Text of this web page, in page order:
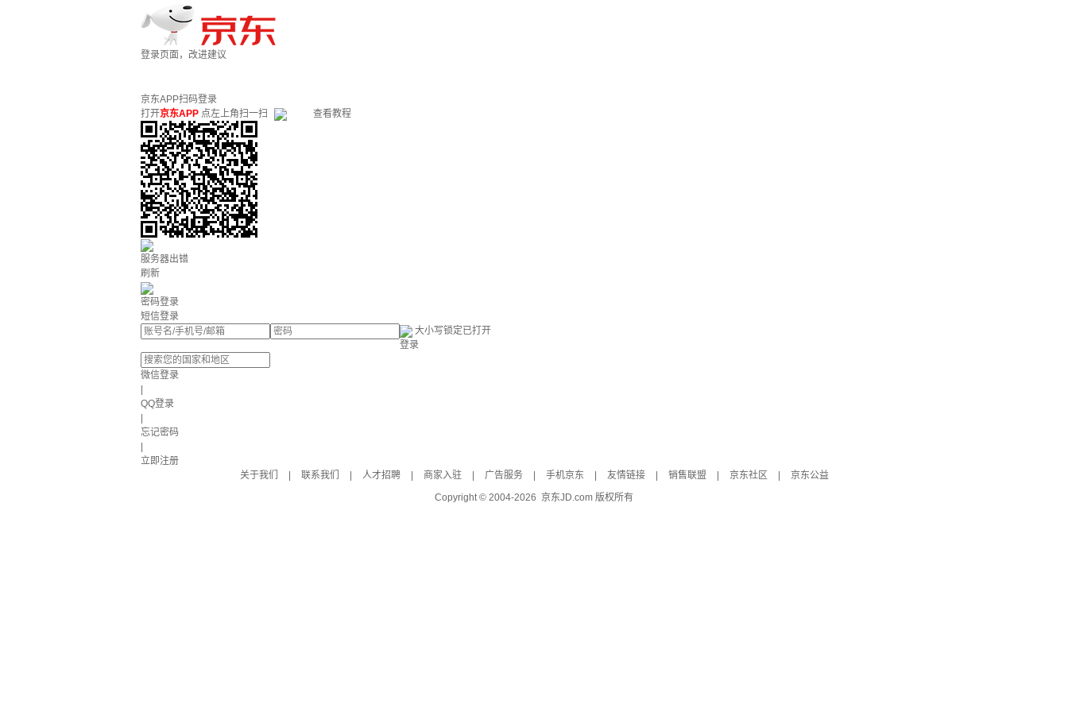
登录页面，改进建议
京东APP扫码登录
打开京东APP 点左上角扫一扫 查看教程
服务器出错
刷新
密码登录
短信登录
大小写锁定已打开
登录
微信登录
QQ登录
忘记密码
立即注册
关于我们
联系我们 人才招聘 商家入驻 广告服务 手机京东 友情链接 销售联盟 京东社区
京东公益
Copyright © 2004-2026 京东JD.com 版权所有